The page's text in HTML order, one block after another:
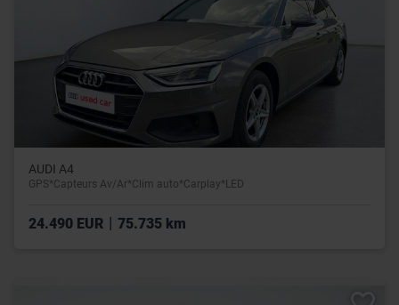
AUDI A4
GPS*Capteurs Av/Ar*Clim auto*Carplay*LED
24.490 EUR | 75.735 km